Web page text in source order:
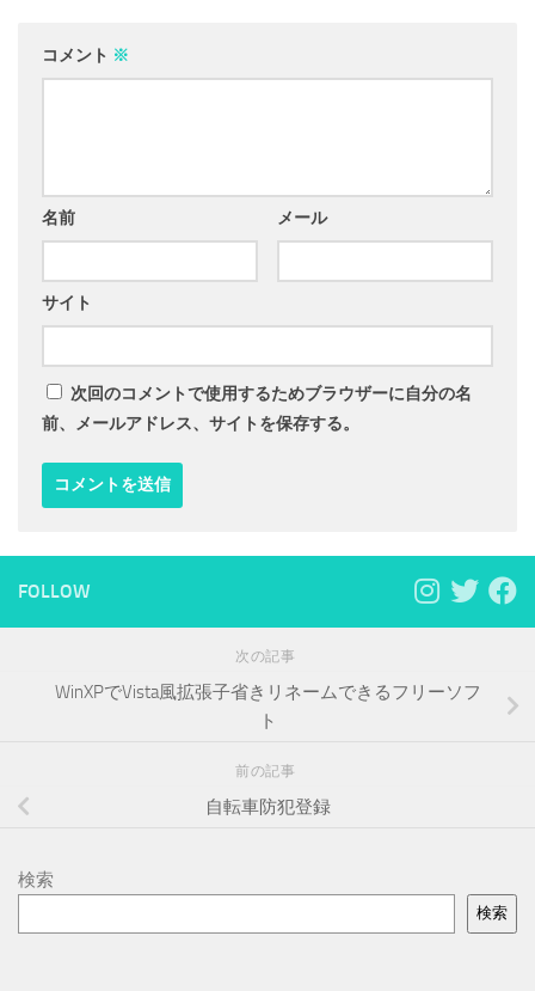
コメント ※
名前 メール
サイト
次回のコメントで使用するためブラウザーに自分の名
前、メールアドレス、サイトを保存する。
FOLLOW
次の記事
WinXPでVista風拡張子省きリネームできるフリーソフ
ト
前の記事
自転車防犯登録
検索
検索